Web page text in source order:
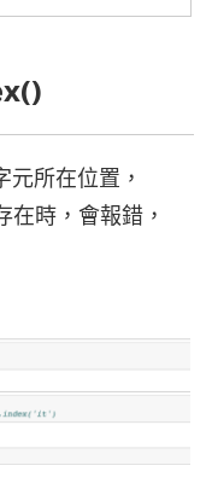
所在位置，
時，會報錯，